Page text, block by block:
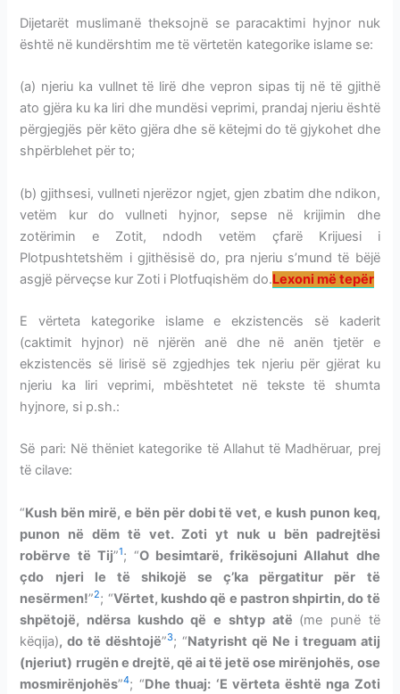
Dijetarët muslimanë theksojnë se paracaktimi hyjnor nuk
është në kundërshtim me të vërtetën kategorike islame se:
(a) njeriu ka vullnet të lirë dhe vepron sipas tij në të gjithë
ato gjëra ku ka liri dhe mundësi veprimi, prandaj njeriu është
përgjegjës për këto gjëra dhe së këtejmi do të gjykohet dhe
shpërblehet për to;
(b) gjithsesi, vullneti njerëzor ngjet, gjen zbatim dhe ndikon,
vetëm kur do vullneti hyjnor, sepse në krijimin dhe
zotërimin e Zotit, ndodh vetëm çfarë Krijuesi i
Plotpushtetshëm i gjithësisë do, pra njeriu s’mund të bëjë
asgjë përveçse kur Zoti i Plotfuqishëm do.Lexoni më tepër
E vërteta kategorike islame e ekzistencës së kaderit
(caktimit hyjnor) në njërën anë dhe në anën tjetër e
ekzistencës së lirisë së zgjedhjes tek njeriu për gjërat ku
njeriu ka liri veprimi, mbështetet në tekste të shumta
hyjnore, si p.sh.:
Së pari: Në thëniet kategorike të Allahut të Madhëruar, prej
të cilave:
“Kush bën mirë, e bën për dobi të vet, e kush punon keq,
punon në dëm të vet. Zoti yt nuk u bën padrejtësi
robërve të Tij”1; “O besimtarë, frikësojuni Allahut dhe
çdo njeri le të shikojë se ç’ka përgatitur për të
nesërmen!”2; “Vërtet, kushdo që e pastron shpirtin, do të
shpëtojë, ndërsa kushdo që e shtyp atë (me punë të
këqija), do të dështojë”3; “Natyrisht që Ne i treguam atij
(njeriut) rrugën e drejtë, që ai të jetë ose mirënjohës, ose
mosmirënjohës”4; “Dhe thuaj: ‘E vërteta është nga Zoti